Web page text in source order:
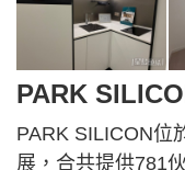
PARK
PARK SILICON位
展，合共提供781